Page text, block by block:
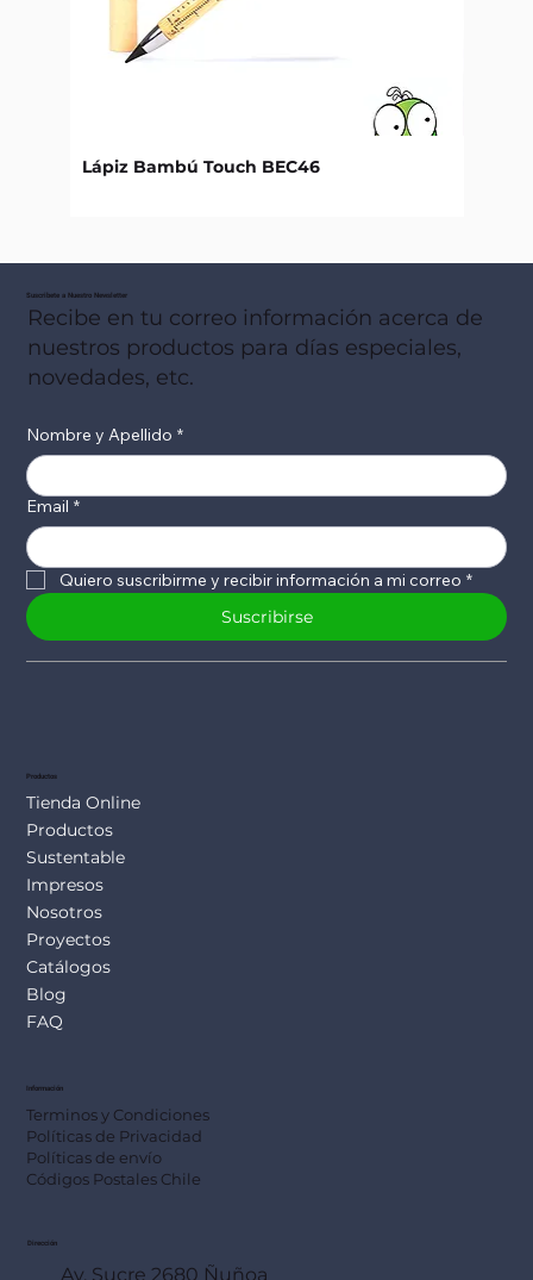
Lápiz Bambú Touch BEC46
Suscribete a Nuestro Newsletter
Recibe en tu correo información acerca de
nuestros productos para días especiales,
novedades, etc.
Nombre y Apellido *
Email *
Quiero suscribirme y recibir información a mi correo *
Suscribirse
Productos
Tienda Online
Productos
Sustentable
Impresos
Nosotros
Proyectos
Catálogos
Blog
FAQ
Información
Terminos y Condiciones
Políticas de Privacidad
Políticas de envío
Códigos Postales Chile
Dirección
Av. Sucre 2680 Ñuñoa